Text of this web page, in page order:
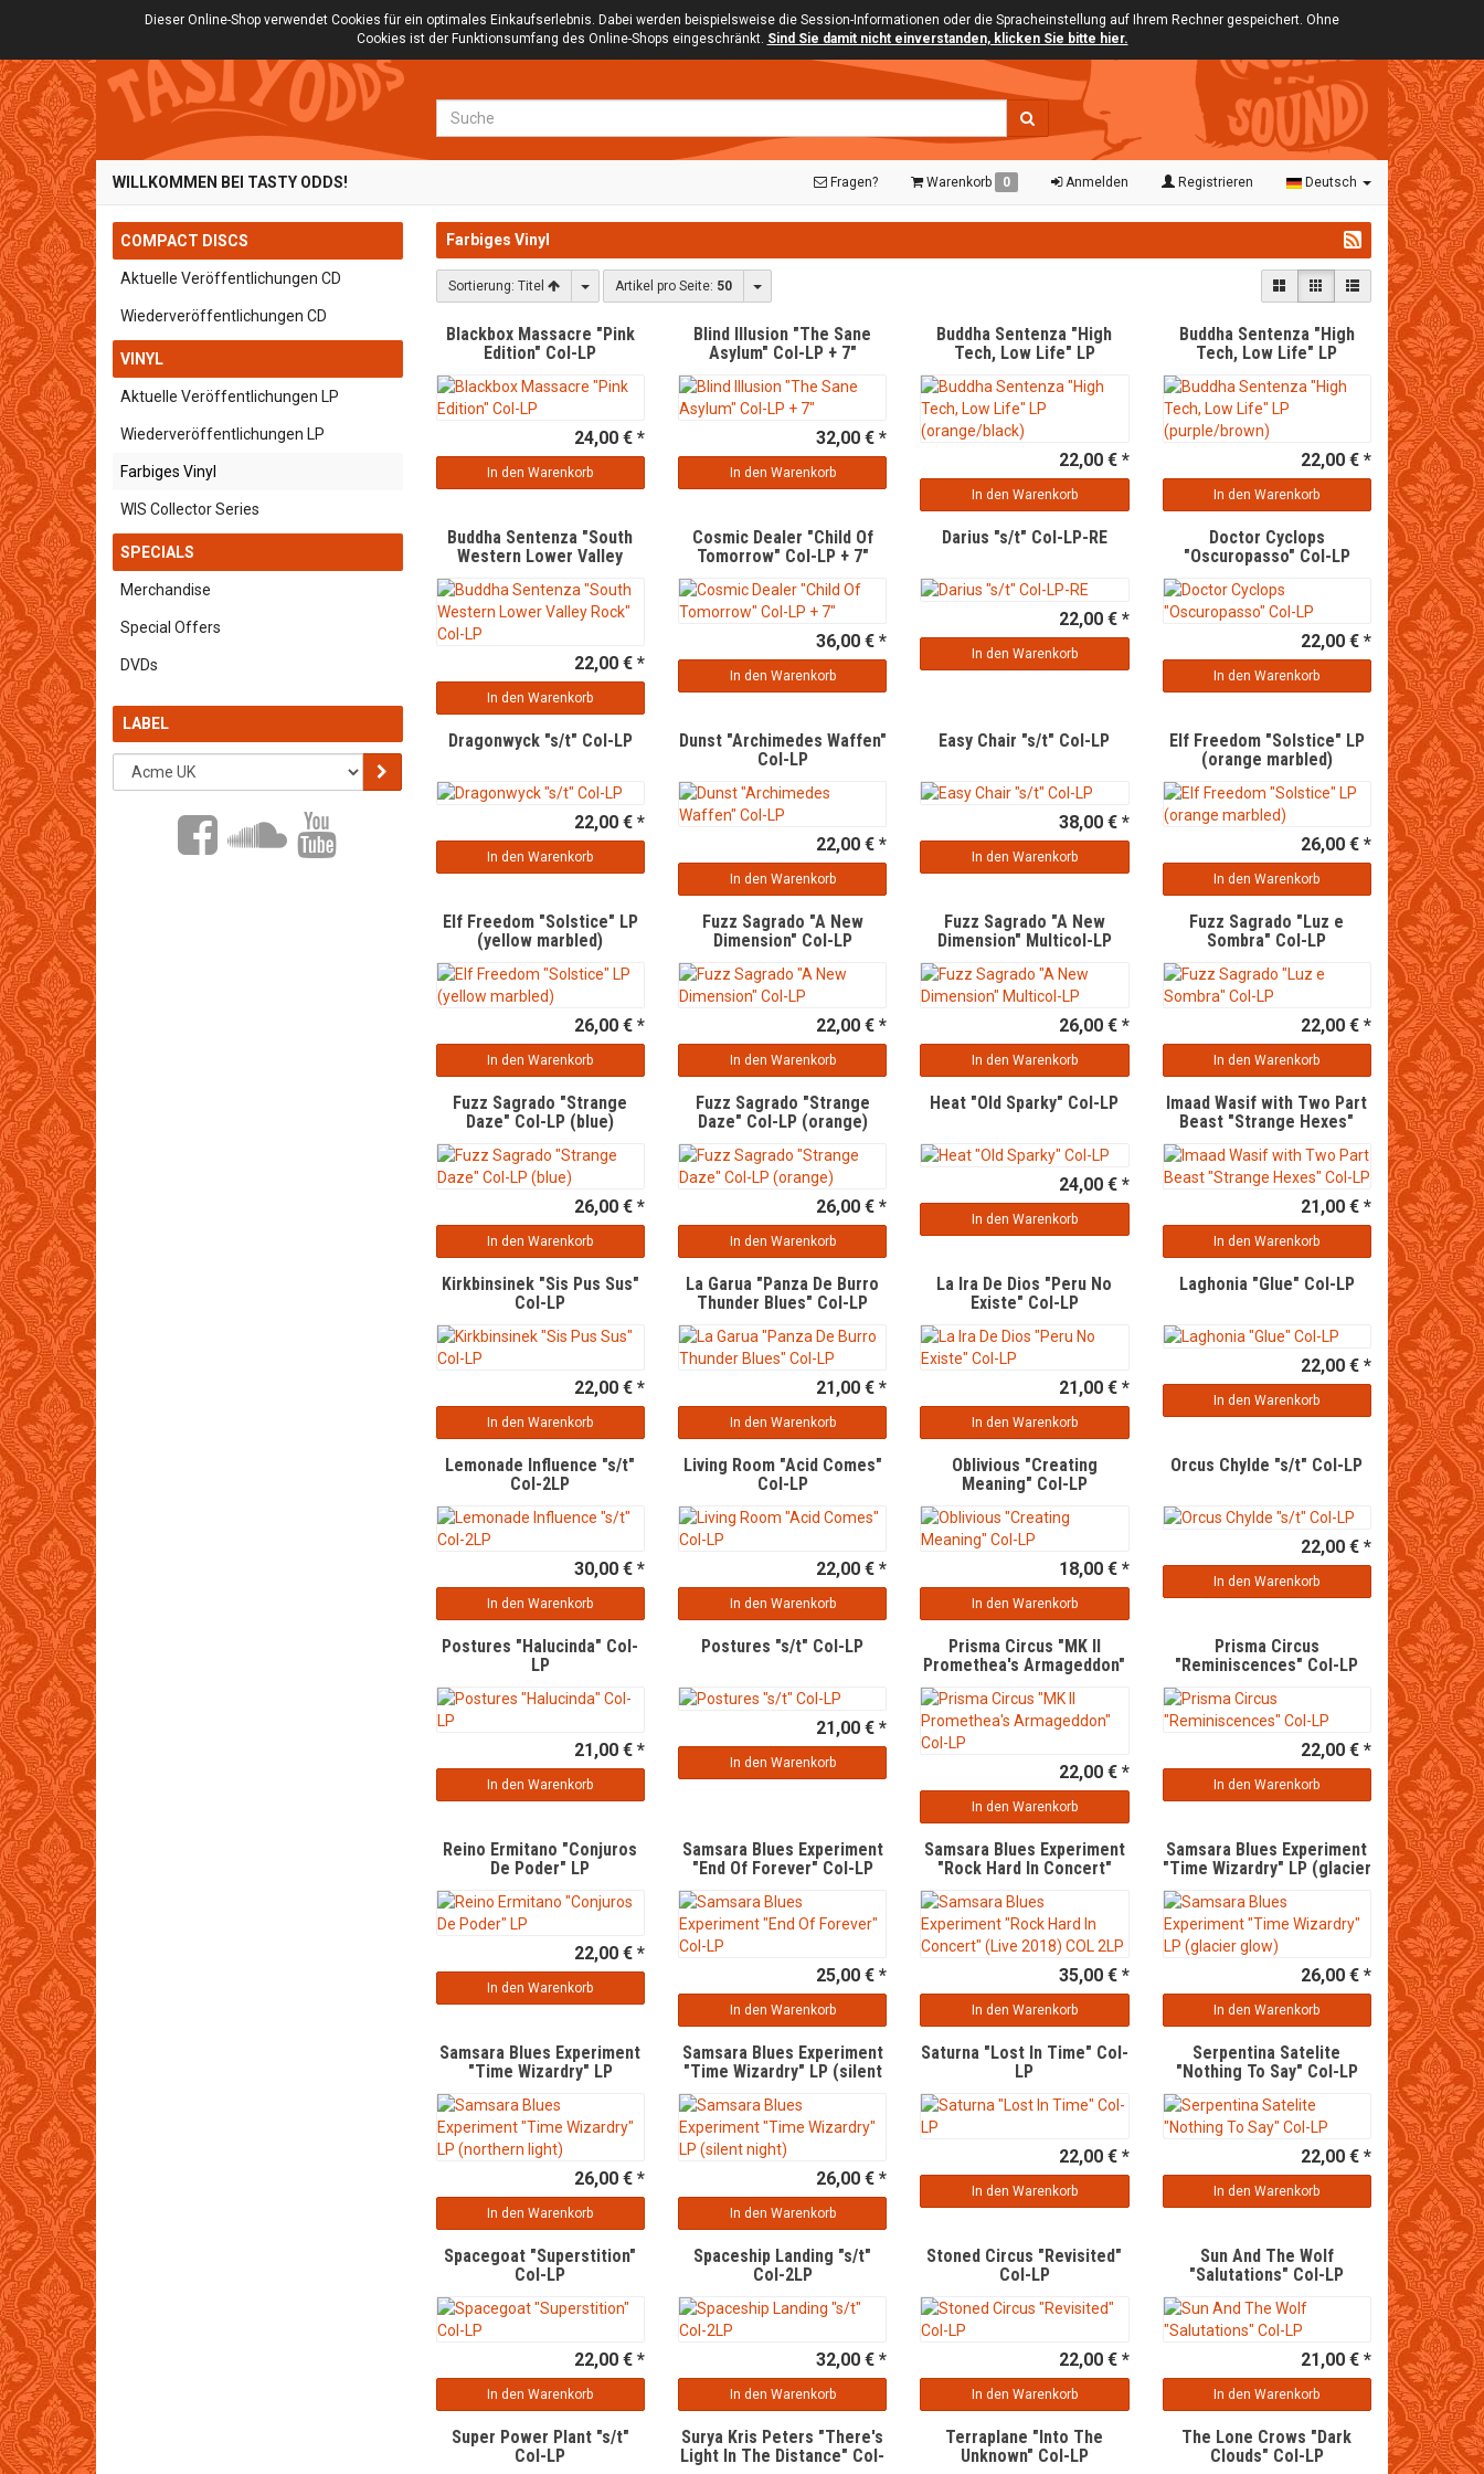
Dieser Online-Shop verwendet Cookies für ein optimales Einkaufserlebnis. Dabei werden beispielsweise die Session-Informationen oder die Spracheinstellung auf Ihrem Rechner gespeichert. Ohne
Cookies ist der Funktionsumfang des Online-Shops eingeschränkt. Sind Sie damit nicht einverstanden, klicken Sie bitte hier.
Suche
WILLKOMMEN BEI TASTY ODDS! Fragen? Warenkorb 0 Anmelden Registrieren Deutsch
Farbiges Vinyl
Sortierung: Titel Toggle Dropdown
Artikel pro Seite: 50 Toggle Dropdown
Blackbox Massacre "Pink
Edition" Col-LP
24,00 € *
In den Warenkorb
Blind Illusion "The Sane
Asylum" Col-LP + 7"
32,00 € *
In den Warenkorb
Buddha Sentenza "High
Tech, Low Life" LP
22,00 € *
In den Warenkorb
Buddha Sentenza "High
Tech, Low Life" LP
22,00 € *
In den Warenkorb
Buddha Sentenza "South
Western Lower Valley
22,00 € *
In den Warenkorb
Cosmic Dealer "Child Of
Tomorrow" Col-LP + 7"
36,00 € *
In den Warenkorb
Darius "s/t" Col-LP-RE
22,00 € *
In den Warenkorb
Doctor Cyclops
"Oscuropasso" Col-LP
22,00 € *
In den Warenkorb
Dragonwyck "s/t" Col-LP
22,00 € *
In den Warenkorb
Dunst "Archimedes Waffen"
Col-LP
22,00 € *
In den Warenkorb
Easy Chair "s/t" Col-LP
38,00 € *
In den Warenkorb
Elf Freedom "Solstice" LP
(orange marbled)
26,00 € *
In den Warenkorb
Elf Freedom "Solstice" LP
(yellow marbled)
26,00 € *
In den Warenkorb
Fuzz Sagrado "A New
Dimension" Col-LP
22,00 € *
In den Warenkorb
Fuzz Sagrado "A New
Dimension" Multicol-LP
26,00 € *
In den Warenkorb
Fuzz Sagrado "Luz e
Sombra" Col-LP
22,00 € *
In den Warenkorb
Fuzz Sagrado "Strange
Daze" Col-LP (blue)
26,00 € *
In den Warenkorb
Fuzz Sagrado "Strange
Daze" Col-LP (orange)
26,00 € *
In den Warenkorb
Heat "Old Sparky" Col-LP
24,00 € *
In den Warenkorb
Imaad Wasif with Two Part
Beast "Strange Hexes"
21,00 € *
In den Warenkorb
Kirkbinsinek "Sis Pus Sus"
Col-LP
22,00 € *
In den Warenkorb
La Garua "Panza De Burro
Thunder Blues" Col-LP
21,00 € *
In den Warenkorb
La Ira De Dios "Peru No
Existe" Col-LP
21,00 € *
In den Warenkorb
Laghonia "Glue" Col-LP
22,00 € *
In den Warenkorb
Lemonade Influence "s/t"
Col-2LP
30,00 € *
In den Warenkorb
Living Room "Acid Comes"
Col-LP
22,00 € *
In den Warenkorb
Oblivious "Creating
Meaning" Col-LP
18,00 € *
In den Warenkorb
Orcus Chylde "s/t" Col-LP
22,00 € *
In den Warenkorb
Postures "Halucinda" Col-
LP
21,00 € *
In den Warenkorb
Postures "s/t" Col-LP
21,00 € *
In den Warenkorb
Prisma Circus "MK II
Promethea's Armageddon"
22,00 € *
In den Warenkorb
Prisma Circus
"Reminiscences" Col-LP
22,00 € *
In den Warenkorb
Reino Ermitano "Conjuros
De Poder" LP
22,00 € *
In den Warenkorb
Samsara Blues Experiment
"End Of Forever" Col-LP
25,00 € *
In den Warenkorb
Samsara Blues Experiment
"Rock Hard In Concert"
35,00 € *
In den Warenkorb
Samsara Blues Experiment
"Time Wizardry" LP (glacier
26,00 € *
In den Warenkorb
Samsara Blues Experiment
"Time Wizardry" LP
26,00 € *
In den Warenkorb
Samsara Blues Experiment
"Time Wizardry" LP (silent
26,00 € *
In den Warenkorb
Saturna "Lost In Time" Col-
LP
22,00 € *
In den Warenkorb
Serpentina Satelite
"Nothing To Say" Col-LP
22,00 € *
In den Warenkorb
Spacegoat "Superstition"
Col-LP
22,00 € *
In den Warenkorb
Spaceship Landing "s/t"
Col-2LP
32,00 € *
In den Warenkorb
Stoned Circus "Revisited"
Col-LP
22,00 € *
In den Warenkorb
Sun And The Wolf
"Salutations" Col-LP
21,00 € *
In den Warenkorb
Super Power Plant "s/t"
Col-LP
Surya Kris Peters "There's
Light In The Distance" Col-
Terraplane "Into The
Unknown" Col-LP
The Lone Crows "Dark
Clouds" Col-LP
COMPACT DISCS
Aktuelle Veröffentlichungen CD
Wiederveröffentlichungen CD
VINYL
Aktuelle Veröffentlichungen LP
Wiederveröffentlichungen LP
Farbiges Vinyl
WIS Collector Series
SPECIALS
Merchandise
Special Offers
DVDs
LABEL